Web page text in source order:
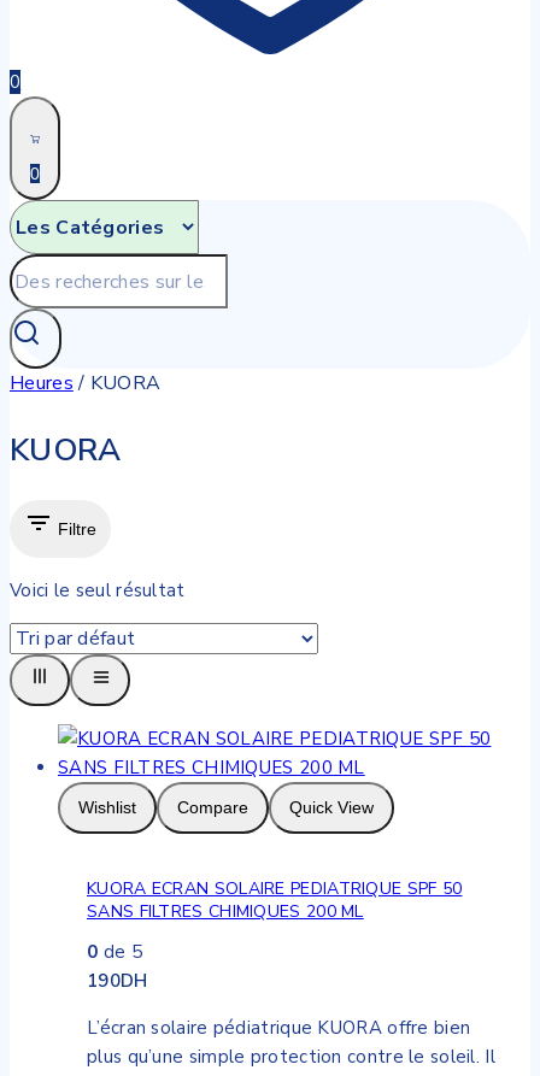
0
0
Recherche
pour:
Heures / KUORA
KUORA
Filtre
Voici le seul résultat
Wishlist Compare Quick View
KUORA ECRAN SOLAIRE PEDIATRIQUE SPF 50
SANS FILTRES CHIMIQUES 200 ML
0 de 5
190DH
L’écran solaire pédiatrique KUORA offre bien
plus qu’une simple protection contre le soleil. Il